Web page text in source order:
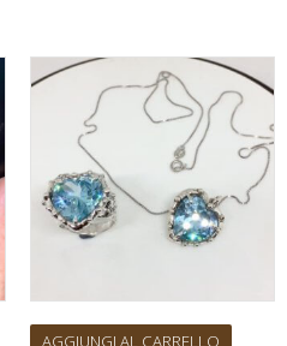
AGGIUNGI AL CARRELLO